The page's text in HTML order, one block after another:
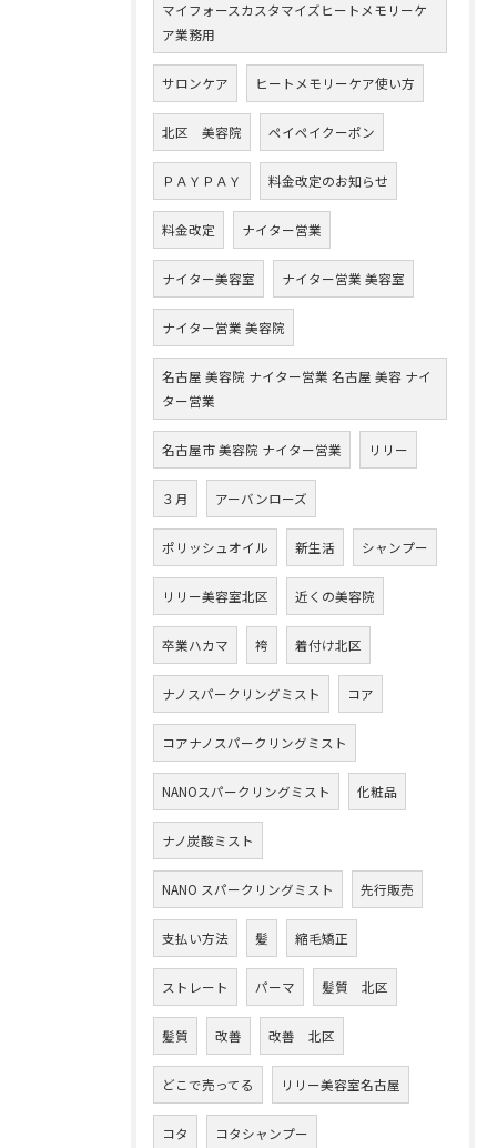
マイフォースカスタマイズヒートメモリーケ
ア業務用
サロンケア ヒートメモリーケア使い方
北区 美容院 ペイペイクーポン
ＰＡＹＰＡＹ 料金改定のお知らせ
料金改定 ナイター営業
ナイター美容室 ナイター営業 美容室
ナイター営業 美容院
名古屋 美容院 ナイター営業 名古屋 美容 ナイ
ター営業
名古屋市 美容院 ナイター営業 リリー
３月 アーバンローズ
ポリッシュオイル 新生活 シャンプー
リリー美容室北区 近くの美容院
卒業ハカマ 袴 着付け北区
ナノスパークリングミスト コア
コアナノスパークリングミスト
NANOスパークリングミスト 化粧品
ナノ炭酸ミスト
NANO スパークリングミスト 先行販売
支払い方法 髪 縮毛矯正
ストレート パーマ 髪質 北区
髪質 改善 改善 北区
どこで売ってる リリー美容室名古屋
コタ コタシャンプー